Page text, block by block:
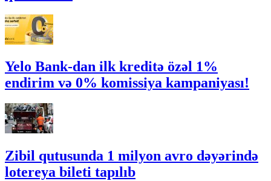
Yelo Bank-dan ilk kreditə özəl 1%
endirim və 0% komissiya kampaniyası!
Zibil qutusunda 1 milyon avro dəyərində
lotereya bileti tapılıb